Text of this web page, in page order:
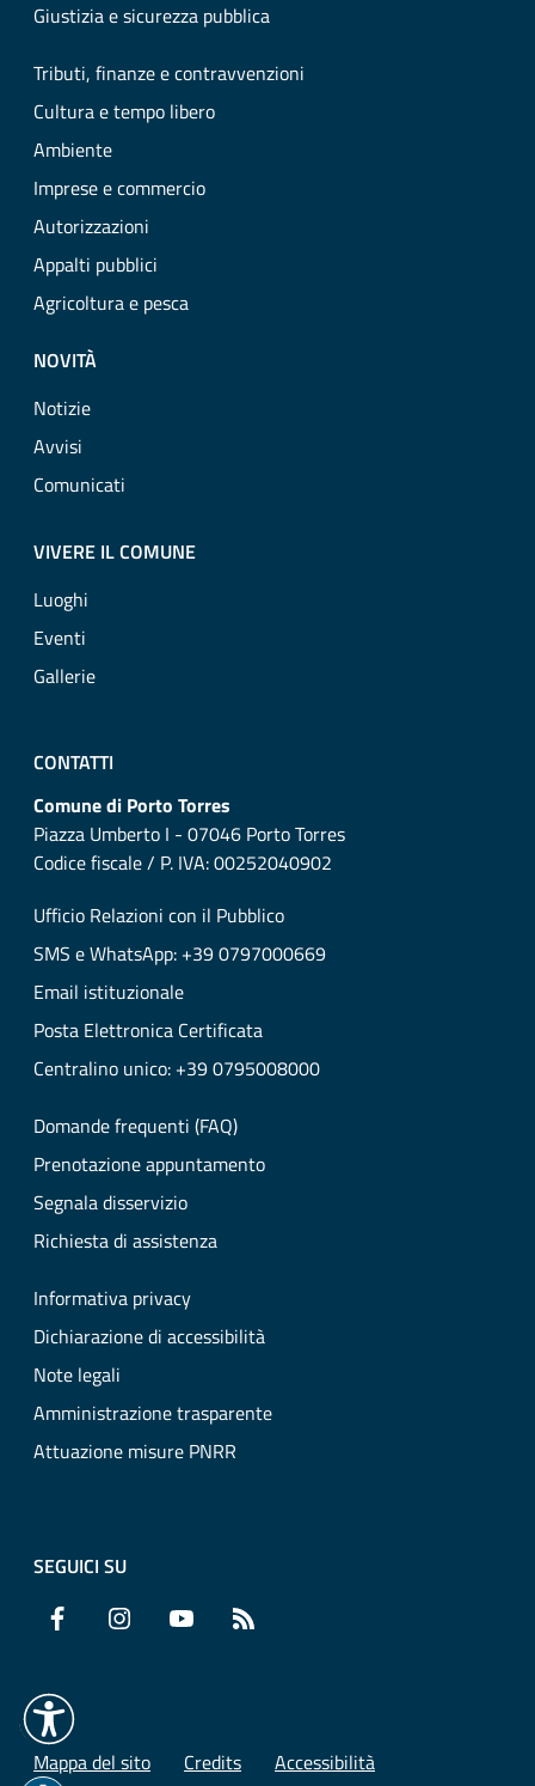
Giustizia e sicurezza pubblica
Tributi, finanze e contravvenzioni
Cultura e tempo libero
Ambiente
Imprese e commercio
Autorizzazioni
Appalti pubblici
Agricoltura e pesca
NOVITÀ
Notizie
Avvisi
Comunicati
VIVERE IL COMUNE
Luoghi
Eventi
Gallerie
CONTATTI
Comune di Porto Torres
Piazza Umberto I - 07046 Porto Torres
Codice fiscale / P. IVA: 00252040902
Ufficio Relazioni con il Pubblico
SMS e WhatsApp: +39 0797000669
Email istituzionale
Posta Elettronica Certificata
Centralino unico: +39 0795008000
Domande frequenti (FAQ)
Prenotazione appuntamento
Segnala disservizio
Richiesta di assistenza
Informativa privacy
Dichiarazione di accessibilità
Note legali
Amministrazione trasparente
Attuazione misure PNRR
SEGUICI SU
Facebook Instagram YouTube
Mappa del sito Credits Accessibilità